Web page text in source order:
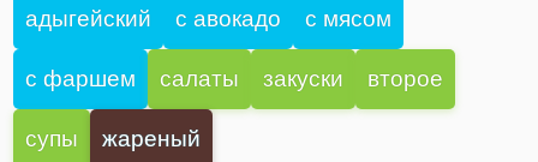
адыгейский с авокадо с мясом
с фаршем салаты закуски второе
супы жареный